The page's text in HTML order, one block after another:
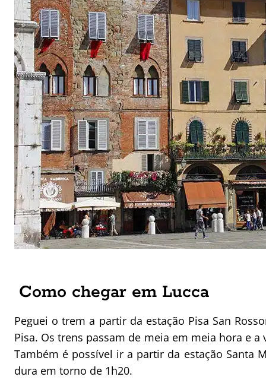
Como chegar em Lucca
Peguei o trem a partir da estação Pisa San
Pisa. Os trens passam de meia em meia hora e
Também é possível ir a partir da estação Santa
dura em torno de 1h20.